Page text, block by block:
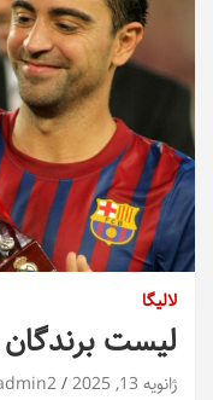
لالیگا
لیست برندگان
ژانویه 13, 2025